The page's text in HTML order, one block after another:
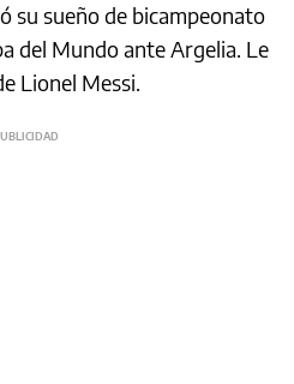
su sueño de bicampeonato
del Mundo ante Argelia. Le
Lionel Messi.